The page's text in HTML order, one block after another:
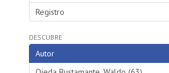
Registro
DESCUBRE
Autor